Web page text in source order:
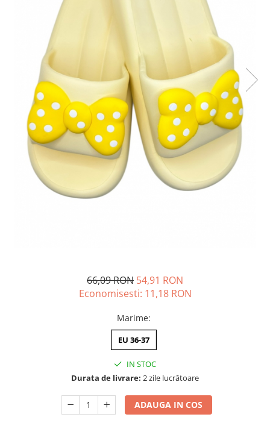
66,09 RON 54,91 RON
Economisesti: 11,18 RON
Marime:
EU 36-37
IN STOC
Durata de livrare: 2 zile lucrătoare
ADAUGA IN COS